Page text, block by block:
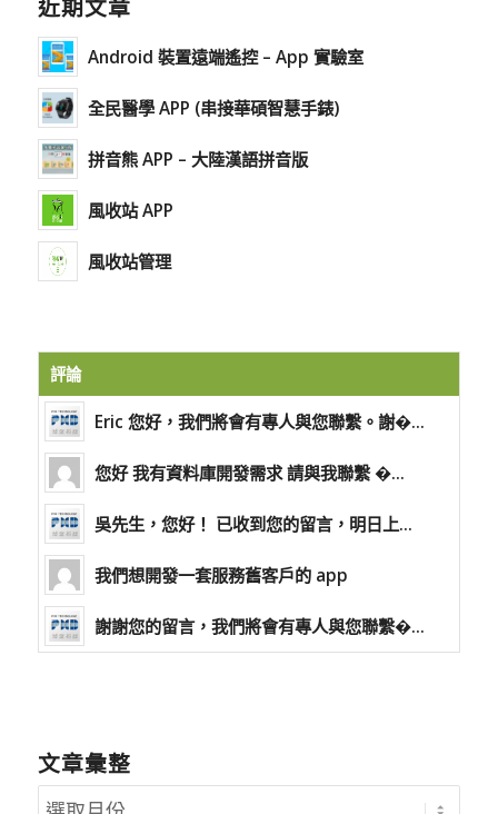
近期文章
Android 裝置遠端遙控 – App 實驗室
全民醫學 APP (串接華碩智慧手錶)
拼音熊 APP – 大陸漢語拼音版
風收站 APP
風收站管理
評論
Eric 您好，我們將會有專人與您聯繫。謝�...
您好 我有資料庫開發需求 請與我聯繫 �...
吳先生，您好！ 已收到您的留言，明日上...
我們想開發一套服務舊客戶的 app
謝謝您的留言，我們將會有專人與您聯繫�...
文章彙整